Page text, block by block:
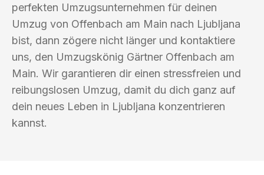
perfekten Umzugsunternehmen für deinen
Umzug von Offenbach am Main nach Ljubljana
bist, dann zögere nicht länger und kontaktiere
uns, den Umzugskönig Gärtner Offenbach am
Main. Wir garantieren dir einen stressfreien und
reibungslosen Umzug, damit du dich ganz auf
dein neues Leben in Ljubljana konzentrieren
kannst.